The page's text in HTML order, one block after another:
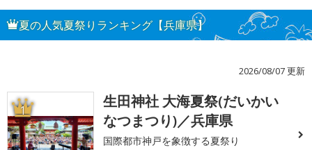
夏の人気夏祭りランキング【兵庫県】
2026/08/07 更新
1
生田神社 大海夏祭(だいかい
なつまつり)／兵庫県
国際都市神戸を象徴する夏祭り